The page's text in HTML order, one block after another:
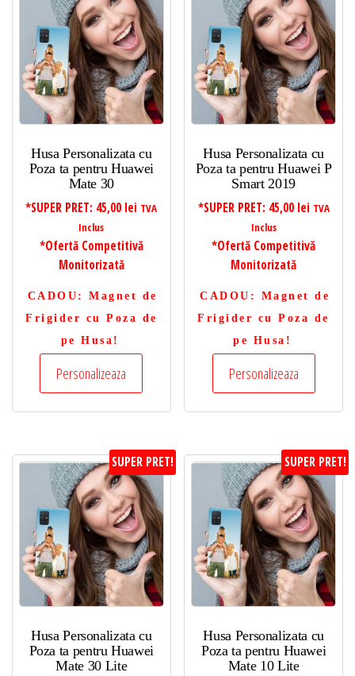
Husa Personalizata cu
Poza ta pentru Huawei
Mate 30
*SUPER PRET: 45,00 lei TVA
Inclus
*Ofertă Competitivă
Monitorizată
CADOU : Magnet de
Frigider cu Poza de
pe Husa!
Personalizeaza
Husa Personalizata cu
Poza ta pentru Huawei P
Smart 2019
*SUPER PRET: 45,00 lei TVA
Inclus
*Ofertă Competitivă
Monitorizată
CADOU : Magnet de
Frigider cu Poza de
pe Husa!
Personalizeaza
SUPER PRET!
Husa Personalizata cu
Poza ta pentru Huawei
Mate 30 Lite
SUPER PRET!
Husa Personalizata cu
Poza ta pentru Huawei
Mate 10 Lite